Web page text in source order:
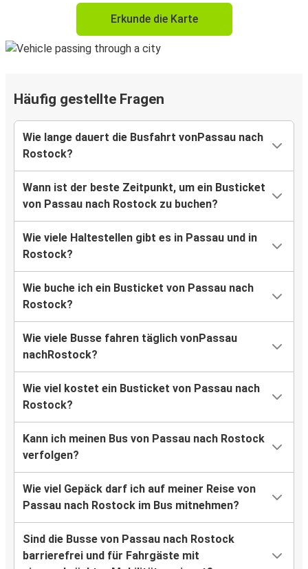
Erkunde die Karte
Häufig gestellte Fragen
Wie lange dauert die Busfahrt vonPassau nach
Rostock?
Wann ist der beste Zeitpunkt, um ein Busticket
von Passau nach Rostock zu buchen?
Wie viele Haltestellen gibt es in Passau und in
Rostock?
Wie buche ich ein Busticket von Passau nach
Rostock?
Wie viele Busse fahren täglich vonPassau
nachRostock?
Wie viel kostet ein Busticket von Passau nach
Rostock?
Kann ich meinen Bus von Passau nach Rostock
verfolgen?
Wie viel Gepäck darf ich auf meiner Reise von
Passau nach Rostock im Bus mitnehmen?
Sind die Busse von Passau nach Rostock
barrierefrei und für Fahrgäste mit